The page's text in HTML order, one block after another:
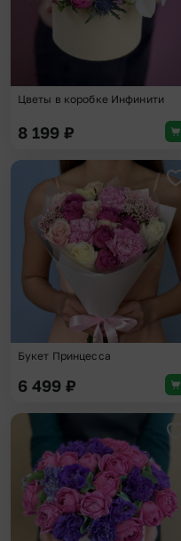
Цветы в коробке Инфинити
8 199 ₽
Букет Принцесса
6 499 ₽